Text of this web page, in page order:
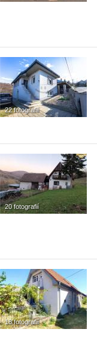
22 fotografií
20 fotografií
18 fotografií